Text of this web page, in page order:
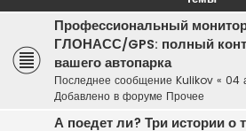
Профессиональный
ГЛОНАСС/GPS: полный
вашего автопарка
Последнее сообщение Kulikov « 04
Добавлено в форуме Прочее
А поедет ли? Три истории о